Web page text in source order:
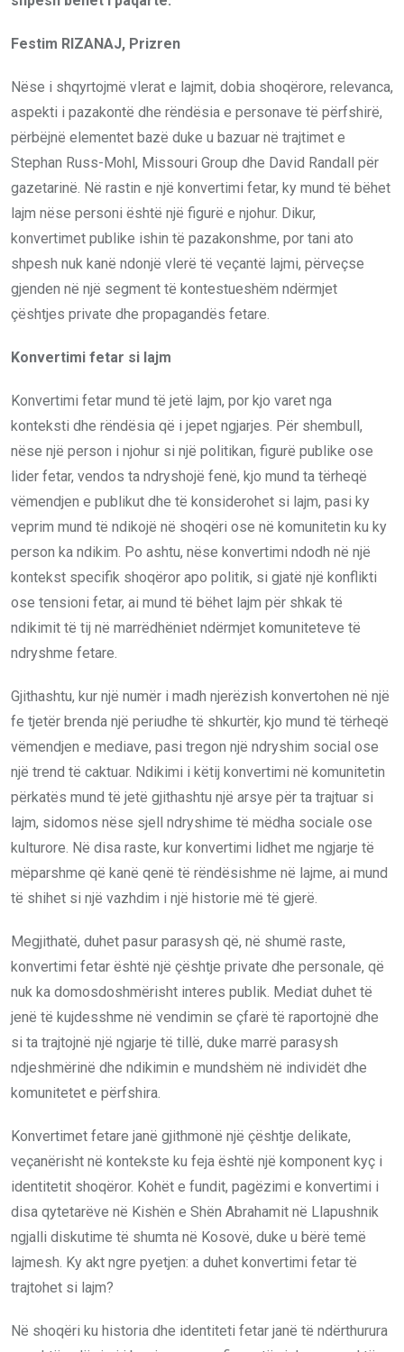
Festim RIZANAJ, Prizren
Nëse i shqyrtojmë vlerat e lajmit, dobia shoqërore, relevanca,
aspekti i pazakontë dhe rëndësia e personave të përfshirë,
përbëjnë elementet bazë duke u bazuar në trajtimet e
Stephan Russ-Mohl, Missouri Group dhe David Randall për
gazetarinë. Në rastin e një konvertimi fetar, ky mund të bëhet
lajm nëse personi është një figurë e njohur. Dikur,
konvertimet publike ishin të pazakonshme, por tani ato
shpesh nuk kanë ndonjë vlerë të veçantë lajmi, përveçse
gjenden në një segment të kontestueshëm ndërmjet
çështjes private dhe propagandës fetare.
Konvertimi fetar si lajm
Konvertimi fetar mund të jetë lajm, por kjo varet nga
konteksti dhe rëndësia që i jepet ngjarjes. Për shembull,
nëse një person i njohur si një politikan, figurë publike ose
lider fetar, vendos ta ndryshojë fenë, kjo mund ta tërheqë
vëmendjen e publikut dhe të konsiderohet si lajm, pasi ky
veprim mund të ndikojë në shoqëri ose në komunitetin ku ky
person ka ndikim. Po ashtu, nëse konvertimi ndodh në një
kontekst specifik shoqëror apo politik, si gjatë një konflikti
ose tensioni fetar, ai mund të bëhet lajm për shkak të
ndikimit të tij në marrëdhëniet ndërmjet komuniteteve të
ndryshme fetare.
Gjithashtu, kur një numër i madh njerëzish konvertohen në një
fe tjetër brenda një periudhe të shkurtër, kjo mund të tërheqë
vëmendjen e mediave, pasi tregon një ndryshim social ose
një trend të caktuar. Ndikimi i këtij konvertimi në komunitetin
përkatës mund të jetë gjithashtu një arsye për ta trajtuar si
lajm, sidomos nëse sjell ndryshime të mëdha sociale ose
kulturore. Në disa raste, kur konvertimi lidhet me ngjarje të
mëparshme që kanë qenë të rëndësishme në lajme, ai mund
të shihet si një vazhdim i një historie më të gjerë.
Megjithatë, duhet pasur parasysh që, në shumë raste,
konvertimi fetar është një çështje private dhe personale, që
nuk ka domosdoshmërisht interes publik. Mediat duhet të
jenë të kujdesshme në vendimin se çfarë të raportojnë dhe
si ta trajtojnë një ngjarje të tillë, duke marrë parasysh
ndjeshmërinë dhe ndikimin e mundshëm në individët dhe
komunitetet e përfshira.
Konvertimet fetare janë gjithmonë një çështje delikate,
veçanërisht në kontekste ku feja është një komponent kyç i
identitetit shoqëror. Kohët e fundit, pagëzimi e konvertimi i
disa qytetarëve në Kishën e Shën Abrahamit në Llapushnik
ngjalli diskutime të shumta në Kosovë, duke u bërë temë
lajmesh. Ky akt ngre pyetjen: a duhet konvertimi fetar të
trajtohet si lajm?
Në shoqëri ku historia dhe identiteti fetar janë të ndërthurura